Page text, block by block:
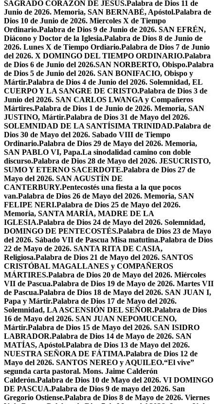
SAGRADO CORAZÓN DE JESÚS.Palabra de Dios 11 de
Junio de 2026. Memoria, SAN BERNABÉ, Apóstol.Palabra de
Dios 10 de Junio de 2026. Miercoles X de Tiempo
Ordinario.Palabra de Dios 9 de Junio de 2026. SAN EFRÉN,
Diácono y Doctor de la Iglesia.Palabra de Dios 8 de Junio de
2026. Lunes X de Tiempo Ordiario.Palabra de Dios 7 de Junio
del 2026. X DOMINGO DEL TIEMPO ORDINARIO.Palabra
de Dios 6 de Junio del 2026.SAN NORBERTO, Obispo.Palabra
de Dios 5 de Junio del 2026. SAN BONIFACIO, Obispo y
Mártir.Palabra de Dios 4 de Junio del 2026. Solemnidad, EL
CUERPO Y LA SANGRE DE CRISTO.Palabra de Dios 3 de
Junio del 2026. SAN CARLOS LWANGA y Compañeros
Mártires.Palabra de Dios 1 de Junio de 2026. Memoria, SAN
JUSTINO, Mártir.Palabra de Dios 31 de Mayo del 2026.
SOLEMNIDAD DE LA SANTÍSIMA TRINIDAD.Palabra de
Dios 30 de Mayo del 2026. Sabado VIII de Tiempo
Ordinario.Palabra de Dios 29 de Mayo del 2026. Memoria,
SAN PABLO VI, Papa.La sinodalidad camino con doble
discurso.Palabra de Dios 28 de Mayo del 2026. JESUCRISTO,
SUMO Y ETERNO SACERDOTE.Palabra de Dios 27 de
Mayo del 2026. SAN AGUSTÍN DE
CANTERBURY.Pentecostés una fiesta a la que pocos
van.Palabra de Dios 26 de Mayo del 2026. Memoria, SAN
FELIPE NERI.Palabra de Dios 25 de Mayo del 2026.
Memoria, SANTA MARÍA, MADRE DE LA
IGLESIA.Palabra de Dios 24 de Mayo del 2026. Solemnidad,
DOMINGO DE PENTECOSTÉS.Palabra de Dios 23 de Mayo
del 2026. Sábado VII de Pascua Misa matutina.Palabra de Dios
22 de Mayo de 2026. SANTA RITA DE CASIA,
Religiosa.Palabra de Dios 21 de Mayo del 2026. SANTOS
CRISTÓBAL MAGALLANES y COMPAÑEROS
MÁRTIRES.Palabra de Dios 20 de Mayo del 2026. Miércoles
VII de Pascua.Palabra de Dios 19 de Mayo de 2026. Martes VII
de Pascua.Palabra de Dios 18 de Mayo del 2026. SAN JUAN I,
Papa y Mártir.Palabra de Dios 17 de Mayo del 2026.
Solemnidad, LA ASCENSIÓN DEL SEÑOR.Palabra de Dios
16 de Mayo del 2026. SAN JUAN NEPOMUCENO,
Mártir.Palabra de Dios 15 de Mayo del 2026. SAN ISIDRO
LABRADOR.Palabra de Dios 14 de Mayo de 2026. SAN
MATÍAS, Apóstol.Palabra de Dios 13 de Mayo del 2026.
NUESTRA SEÑORA DE FÁTIMA.Palabra de Dios 12 de
Mayo del 2026. SANTOS NEREO y AQUILEO.“El vive”
segunda carta pastoral. Mons. Jaime Calderón
Calderón.Palabra de Dios 10 de Mayo del 2026. VI DOMINGO
DE PASCUA.Palabra de Dios 9 de mayo del 2026. San
Gregorio Ostiense.Palabra de Dios 8 de Mayo de 2026. Viernes